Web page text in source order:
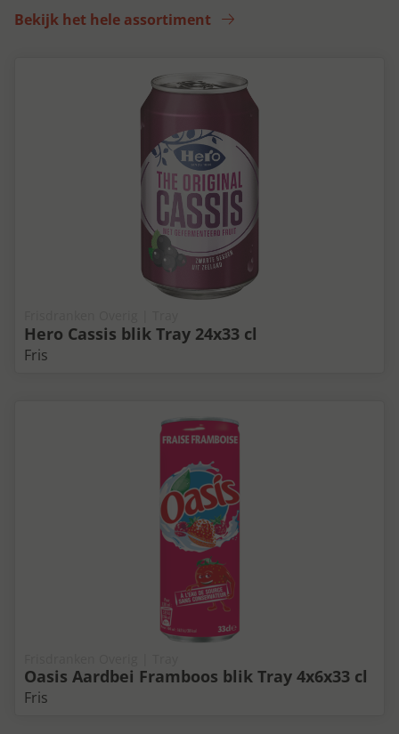
Bekijk het hele assortiment
Hero Cassis blik Tray 24x33 cl
Fris
Oasis Aardbei Framboos blik Tray 4x6x33 cl
Fris